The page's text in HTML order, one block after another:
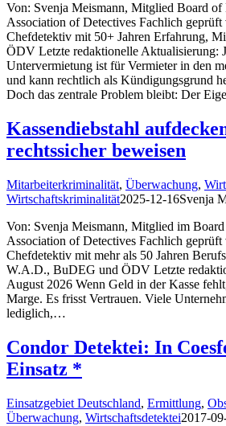
Von: Svenja Meismann, Mitglied Board
Association of Detectives Fachlich
Chefdetektiv mit 50+ Jahren Erfahrung,
ÖDV Letzte redaktionelle Aktualisierung:
Untervermietung ist für Vermieter in den
und kann rechtlich als Kündigungsgrund
Doch das zentrale Problem bleibt: Der
Kassendiebstahl
rechtssicher beweisen
Mitarbeiterkriminalität, Überwachung,
Wirtschaftskriminalität2025-12-16Svenja
Von: Svenja Meismann, Mitglied im
Association of Detectives Fachlich
Chefdetektiv mit mehr als 50 Jahren
W.A.D., BuDEG und ÖDV Letzte
August 2026 Wenn Geld in der Kasse
Marge. Es frisst Vertrauen. Viele
lediglich,…
Condor Detektei: In
Einsatz *
Einsatzgebiet Deutschland, Ermittlung,
Überwachung, Wirtschaftsdetektei2017-